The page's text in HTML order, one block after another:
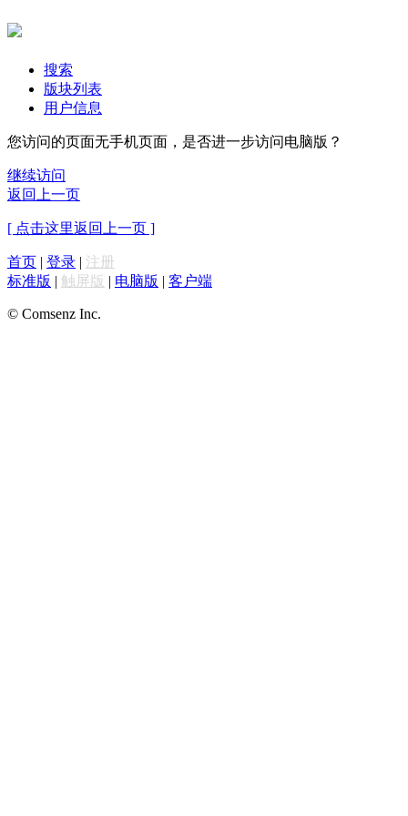
搜索
版块列表
用户信息
您访问的页面无手机页面，是否进一步访问电脑版？
继续访问
返回上一页
[ 点击这里返回上一页 ]
首页 | 登录 | 注册
标准版 | 触屏版 | 电脑版 | 客户端
© Comsenz Inc.